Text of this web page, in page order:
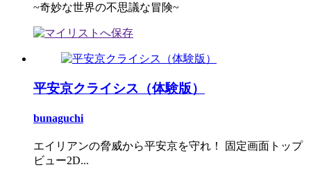
~奇妙な世界の不思議な冒険~
平安京クライシス（体験版）
bunaguchi
エイリアンの脅威から平安京を守れ！ 固定画面トップ
ビュー2D...